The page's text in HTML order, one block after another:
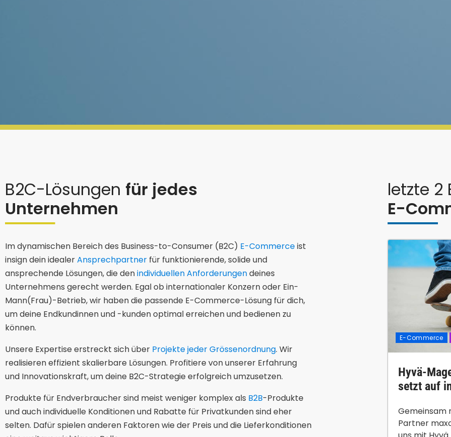
B2C-Lösungen für jedes
Unternehmen
Im dynamischen Bereich des Business-to-Consumer (B2C) E-Commerceist
insign dein idealerAnsprechpartner für funktionierende, solide und
ansprechende Lösungen, die denindividuellen Anforderungendeines
Unternehmens gerecht werden. Egal ob internationaler Konzern oder Ein-
Mann(Frau)-Betrieb, wir haben die passende E-Commerce-Lösung für dich,
um deine Endkundinnen und -kunden optimal erreichen und bedienen zu
können.
Unsere Expertise erstreckt sich über Projekte jeder Grössenordnung. Wir
realisieren effizient skalierbare Lösungen. Profitiere von unserer Erfahrung
und Innovationskraft, um deine B2C-Strategie erfolgreich umzusetzen.
Produkte für Endverbraucher sind meist weniger komplex als B2B-Produkte
und auch individuelle Konditionen und Rabatte für Privatkunden sind eher
selten. Dafür spielen anderen Faktoren wie der Preis und die Lieferkonditionen
letzte 2
E-
E-Commerce
Hyvä-
setzt auf
Gemeinsam
Partner